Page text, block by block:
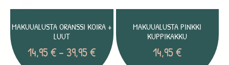
MAKUUALUSTA ORANSSI KOIRA +
LUUT
14,95€– 39,95€
MAKUUALUSTA PINKKI
KUPPIKAKKU
14,95€